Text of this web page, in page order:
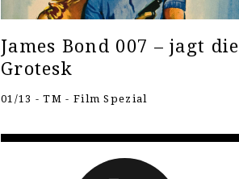
James Bond 007 – jagt die
Grotesk
01/13 - TM - Film Spezial